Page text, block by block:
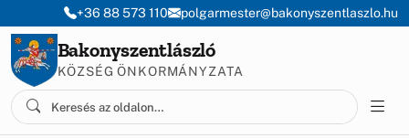
Ugrás a menüre
Ugrás a tartalomra
+36 88 573 110 polgarmester@bakonyszentlaszlo.hu
Bakonyszentlászló
KÖZSÉG ÖNKORMÁNYZATA